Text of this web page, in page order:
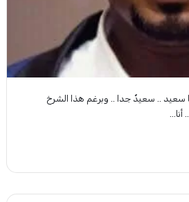
سعيد .. سعيدٌ جدا .. وبرغم هذا الشرخ